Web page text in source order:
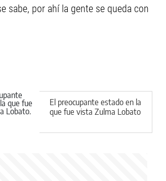
sabe, por ahí la gente se queda con
El preocupante estado en la
que fue vista Zulma Lobato